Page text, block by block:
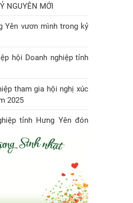
NGUYÊN MỚI
Yên vươn mình trong kỷ
hội Doanh nghiệp tỉnh
tham gia hội nghị xúc
2025
tỉnh Hưng Yên đón
hạng Nhì
thúc đẩy doanh nghiệp
Chủ tịch Hiệp hội Doanh